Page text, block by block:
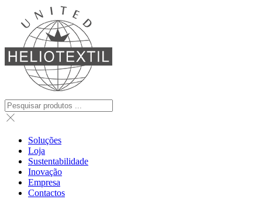
Soluções
Loja
Sustentabilidade
Inovação
Empresa
Contactos